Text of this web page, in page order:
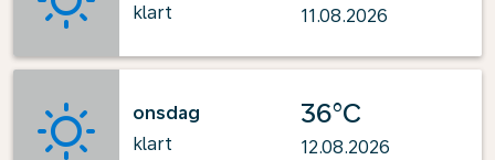
klart
11.08.2026
onsdag
klart
36°C
12.08.2026